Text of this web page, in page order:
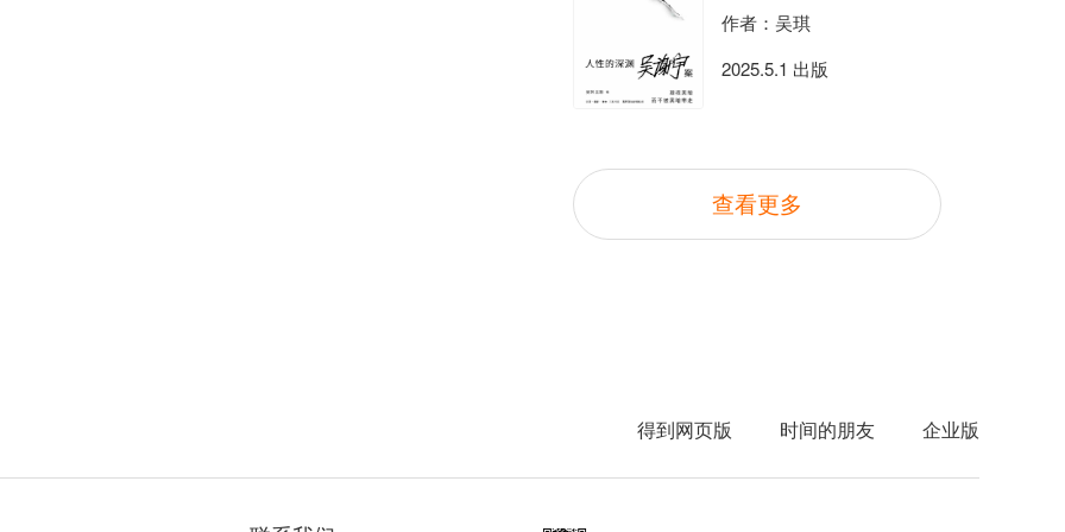
作者：吴琪
2025.5.1 出版
查看更多
得到网页版 时间的朋友 企业版